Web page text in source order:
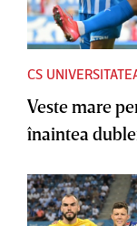
CS
Veste mare
înaintea